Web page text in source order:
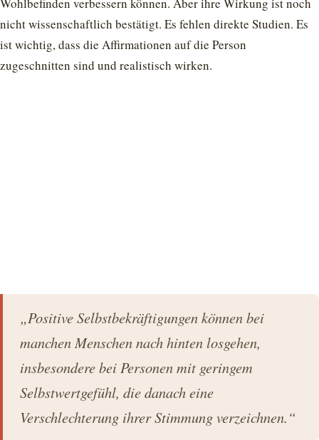
nicht wissenschaftlich bestätigt. Es fehlen direkte Studien. Es
ist wichtig, dass die Affirmationen auf die Person
zugeschnitten sind und realistisch wirken.
„Positive Selbstbekräftigungen können bei
manchen Menschen nach hinten losgehen,
insbesondere bei Personen mit geringem
Selbstwertgefühl, die danach eine
Verschlechterung ihrer Stimmung verzeichnen.“